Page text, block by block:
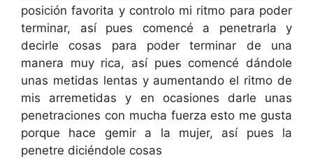
posición favorita y controlo mi ritmo para poder
terminar, así pues comencé a penetrarla y
decirle cosas para poder terminar de una
manera muy rica, así pues comencé dándole
unas metidas lentas y aumentando el ritmo de
mis arremetidas y en ocasiones darle unas
penetraciones con mucha fuerza esto me gusta
porque hace gemir a la mujer, así pues la
penetre diciéndole cosas